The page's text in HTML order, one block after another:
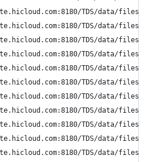
TDS/data/files/p9/
TDS/data/files/p9/
TDS/data/files/p9/
TDS/data/files/p9/
TDS/data/files/p9/
TDS/data/files/p9/
TDS/data/files/p9/
TDS/data/files/p9/
TDS/data/files/p9/
TDS/data/files/p9/
TDS/data/files/p9/